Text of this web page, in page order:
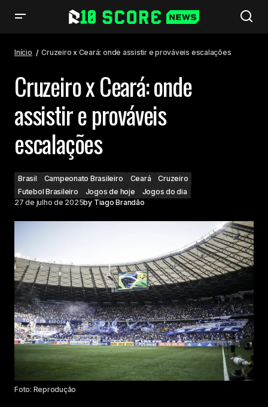
Início Cruzeiro x Ceará: onde assistir e prováveis escalações
Cruzeiro x Ceará: onde
assistir e prováveis
escalações
Brasil Campeonato Brasileiro Ceará
Cruzeiro
Futebol Brasileiro
Jogos de hoje
Jogos do dia
27 de julho de 2025by Tiago Brandão
Foto: Reprodução